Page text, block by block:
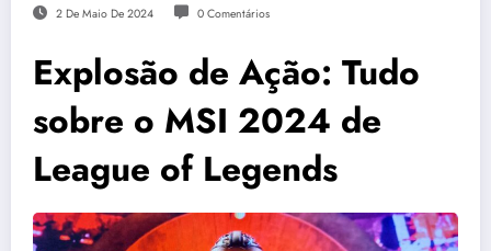
2 De Maio De 2024 0 Comentários
Explosão de Ação: Tudo
sobre o MSI 2024 de
League of Legends